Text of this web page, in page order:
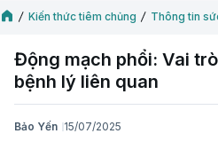
Kiến thức tiêm chủng Thông tin
Động mạch phổi: Vai
bệnh lý liên quan
Bảo Yến 15/07/2025